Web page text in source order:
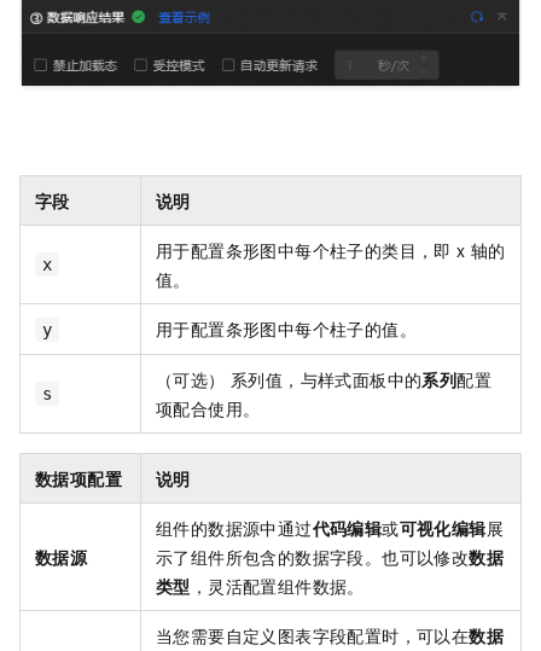
字段 说明
x
用于配置条形图中每个柱子的类目，即 x 轴的
值。
y 用于配置条形图中每个柱子的值。
s
（可选） 系列值，与样式面板中的系列配置
项配合使用。
数据项配置 说明
数据源
组件的数据源中通过代码编辑或可视化编辑展
示了组件所包含的数据字段。也可以修改数据
类型 ，灵活配置组件数据。
当您需要自定义图表字段配置时，可以在数据